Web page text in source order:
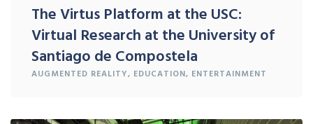
The Virtus Platform at the USC:
Virtual Research at the University of
Santiago de Compostela
AUGMENTED REALITY, EDUCATION, ENTERTAINMENT